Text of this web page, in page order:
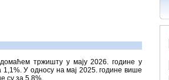
домаћем тржишту у мају 2026. године у
1,1%. У односу на мај 2025. године више
су за 5,8%.